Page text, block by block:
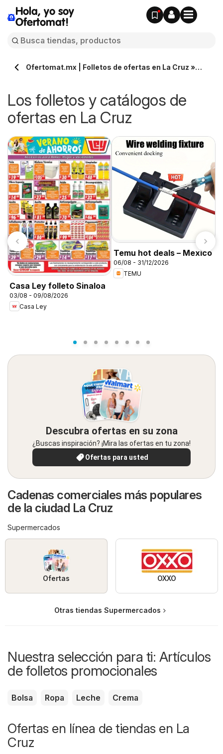
Hola, yo soy
Ofertomat!
Ofertomat.mx | Folletos de ofertas en La Cruz »
Los folletos y catálogos de
ofertas en La Cruz
Casa Ley folleto Sinaloa
03/08 - 09/08/2026
Casa Ley
Temu hot deals – Mexico
06/08 - 31/12/2026
TEMU
Descubra ofertas en su zona
¿Buscas inspiración? ¡Mira las ofertas en tu zona!
Ofertas para usted
Cadenas comerciales más populares
de la ciudad La Cruz
Supermercados
Ofertas OXXO
Otras tiendas Supermercados
Nuestra selección para ti: Artículos
de folletos promocionales
Bolsa Ropa Leche Crema
Ofertas en línea de tiendas en La
Cruz